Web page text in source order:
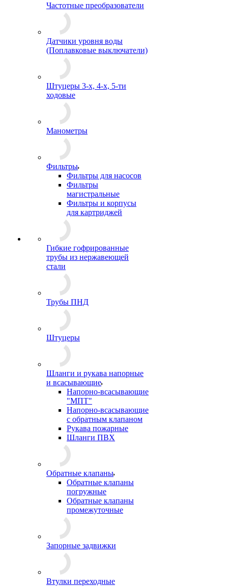
Частотные преобразователи
Датчики уровня воды
(Поплавковые выключатели)
Штуцеры 3-х, 4-х, 5-ти
ходовые
Манометры
Фильтры
Фильтры для насосов
Фильтры
магистральные
Фильтры и корпусы
для картриджей
Гибкие гофрированные
трубы из нержавеющей
стали
Трубы ПНД
Штуцеры
Шланги и рукава напорные
и всасывающие
Напорно-всасывающие
"МПТ"
Напорно-всасывающие
с обратным клапаном
Рукава пожарные
Шланги ПВХ
Обратные клапаны
Обратные клапаны
погружные
Обратные клапаны
промежуточные
Запорные задвижки
Втулки переходные